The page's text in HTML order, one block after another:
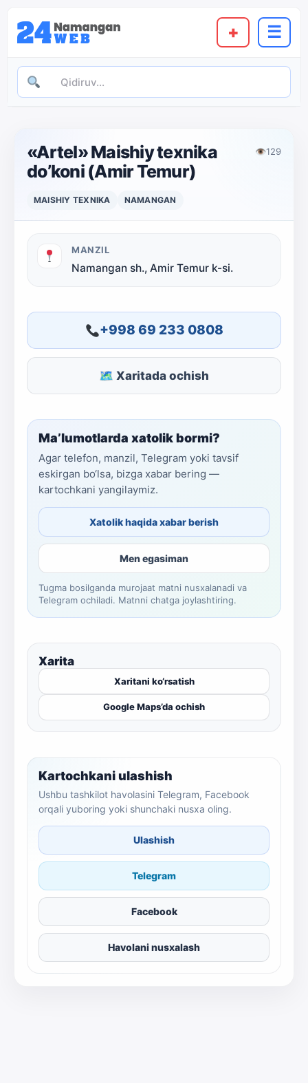
+ ☰
«Artel» Maishiy texnika
do’koni (Amir Temur)
👁129
MAISHIY TEXNIKA NAMANGAN
MANZIL
Namangan sh., Amir Temur k-si.
+998 69 233 0808
🗺 Xaritada ochish
Ma’lumotlarda xatolik bormi?
Agar telefon, manzil, Telegram yoki tavsif
eskirgan bo‘lsa, bizga xabar bering —
kartochkani yangilaymiz.
Xatolik haqida xabar berish
Men egasiman
Tugma bosilganda murojaat matni nusxalanadi va
Telegram ochiladi. Matnni chatga joylashtiring.
Xarita
Xaritani ko‘rsatish
Google Maps’da ochish
Kartochkani ulashish
Ushbu tashkilot havolasini Telegram, Facebook
orqali yuboring yoki shunchaki nusxa oling.
Ulashish
Telegram
Facebook
Havolani nusxalash